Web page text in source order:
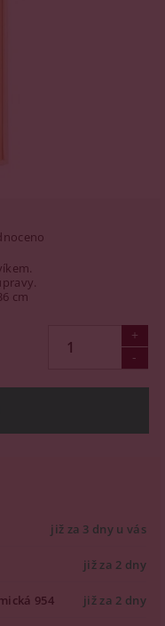
cm
již za 3 dny u vás
již za 2 dny
954 již za 2 dny